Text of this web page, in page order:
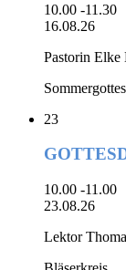
10.00 -11.30
16.08.26
Pastorin Elke
23
10.00 -11.00
23.08.26
Lektor